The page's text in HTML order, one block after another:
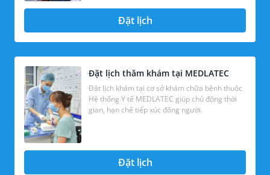
Đặt lịch
Đặt lịch thăm khám tại MEDLATEC
Đặt lịch khám tại cơ sở khám chữa bệnh thuộc
Hệ thống Y tế MEDLATEC giúp chủ động thời
gian, hạn chế tiếp xúc đông người.
Đặt lịch